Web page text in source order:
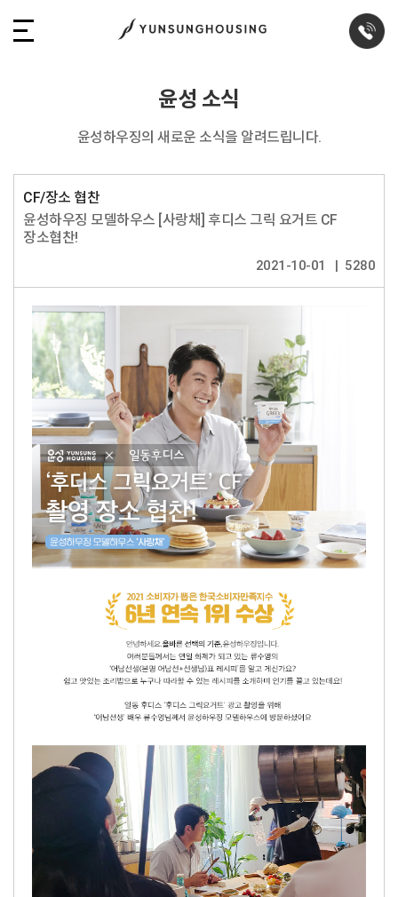
윤성 소식
윤성하우징의 새로운 소식을 알려드립니다.
CF/장소 협찬
윤성하우징 모델하우스 [사랑채] 후디스 그릭 요거트 CF
장소협찬!
2021-10-01 5280